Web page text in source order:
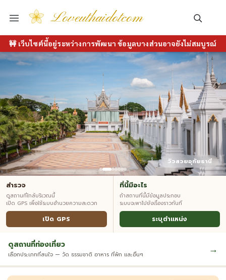
🚧 เว็บไซต์นี้อยู่ระหว่างการพัฒนา ข้อมูลบางส่วนอาจยังไม่สมบูรณ์
Loveuthaidotcom
วิวสวยอุทัยธานี
สำรวจ
ดูสถานที่ใกล้บริเวณนี้
เปิด GPS เพื่อใช้ระบบอำนวยความสะดวก
เปิด GPS
ที่นี้มีอะไร
ถ้าสถานที่นี้มีข้อมูลประกอบ
ระบบจะพาไปยังเรื่องราวทันที
ระบุตำแหน่ง
ดูสถานที่ท่องเที่ยว
เลือกประเภทที่สนใจ — วัด ธรรมชาติ อาหาร ที่พัก และอื่นๆ →